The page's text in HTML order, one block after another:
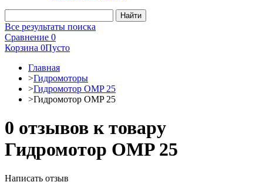
Все результаты поиска
Сравнение 0
Корзина 0Пусто
Главная
>Гидромоторы
>Гидромотор OMP 25
>Гидромотор OMP 25
0 отзывов к товару
Гидромотор OMP 25
Написать отзыв